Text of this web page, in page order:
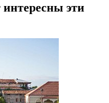
эти